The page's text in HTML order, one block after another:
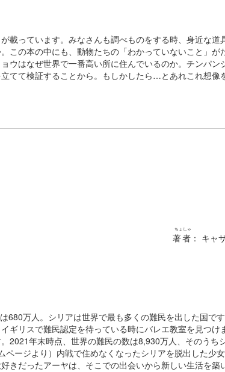
載っています。みなさんも調べものをする時、身近な
この本の中にも、動物たちの「わかっていないこと」
ウはなぜ世界で一番高い所に住んでいるのか。チンパ
て検証することから。もしかしたら…とあれこれ想像
著者
ちょしゃ
： キャ
万人。シリアは世界で最も多くの難民を出した国で
ギリスで難民認定を待っている時にバレエ教室を見つ
2021年末時点、世界の難民の数は8,930万人、そのうち
ージより）内戦で住めなくなったシリアを脱出した少
だったアーヤは、そこでの出会いから新しい生活を築